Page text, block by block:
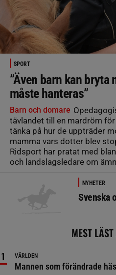
SPORT
”Även barn kan bryta
måste hanteras”
Barn och domare
tävlandet till en mardröm
tänka på hur de uppträder
mamma vars dotter blev
Ridsport har pratat med
och landslagsledare om
NYHETER
Svenska
MEST
VÄRLDEN
Mannen som förändrade